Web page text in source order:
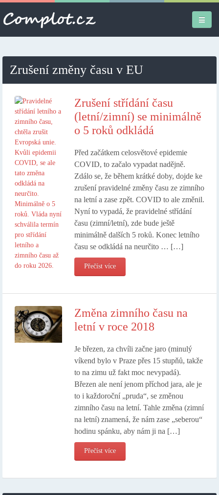
Různé
Osobní
Apple iPad
Práce
Zrušení změny času v EU
Zrušení střídání času
(letní/zimní) se minimálně
o 5 roků odkládá
Před začátkem celosvětové epidemie
COVID, to začalo vypadat nadějně.
Zdálo se, že během krátké doby, dojde ke
zrušení pravidelné změny času ze zimního
na letní a zase zpět. COVID to ale změnil.
Nyní to vypadá, že pravidelné střídání
času (zimní/letní), zde bude ještě
minimálně dalších 5 roků. Konec letního
času se odkládá na neurčito … […]
Přečíst více
Změna zimního času na
letní v roce 2018
Je březen, za chvíli začne jaro (minulý
víkend bylo v Praze přes 15 stupňů, takže
to na zimu už fakt moc nevypadá).
Březen ale není jenom příchod jara, ale je
to i každoroční „pruda“, se změnou
zimního času na letní. Tahle změna (zimní
na letní) znamená, že nám zase „seberou“
hodinu spánku, aby nám ji na […]
Přečíst více